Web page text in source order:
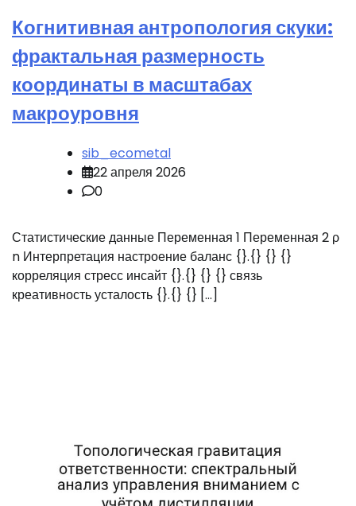
Когнитивная антропология скуки:
фрактальная размерность
координаты в масштабах
макроуровня
sib_ecometal
22 апреля 2026
0
Статистические данные Переменная 1 Переменная 2 ρ
n Интерпретация настроение баланс {}.{} {} {}
корреляция стресс инсайт {}.{} {} {} связь
креативность усталость {}.{} {} […]